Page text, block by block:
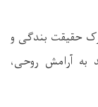
حقیقت بندگی و
به آرامش روحی،